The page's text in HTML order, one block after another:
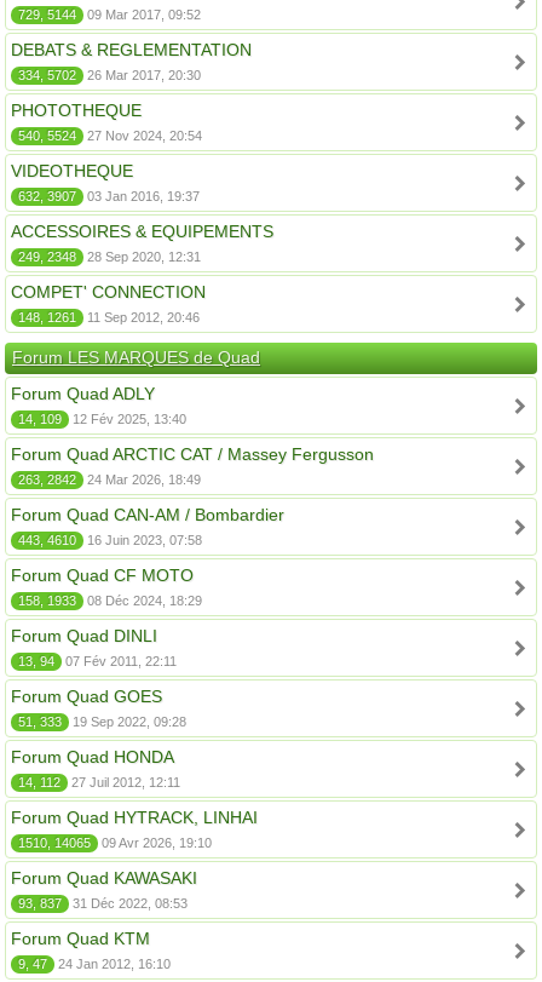
729, 5144 09 Mar 2017, 09:52
DEBATS & REGLEMENTATION
334, 5702 26 Mar 2017, 20:30
PHOTOTHEQUE
540, 5524 27 Nov 2024, 20:54
VIDEOTHEQUE
632, 3907 03 Jan 2016, 19:37
ACCESSOIRES & EQUIPEMENTS
249, 2348 28 Sep 2020, 12:31
COMPET' CONNECTION
148, 1261 11 Sep 2012, 20:46
Forum LES MARQUES de Quad
Forum Quad ADLY
14, 109 12 Fév 2025, 13:40
Forum Quad ARCTIC CAT / Massey Fergusson
263, 2842 24 Mar 2026, 18:49
Forum Quad CAN-AM / Bombardier
443, 4610 16 Juin 2023, 07:58
Forum Quad CF MOTO
158, 1933 08 Déc 2024, 18:29
Forum Quad DINLI
13, 94 07 Fév 2011, 22:11
Forum Quad GOES
51, 333 19 Sep 2022, 09:28
Forum Quad HONDA
14, 112 27 Juil 2012, 12:11
Forum Quad HYTRACK, LINHAI
1510, 14065 09 Avr 2026, 19:10
Forum Quad KAWASAKI
93, 837 31 Déc 2022, 08:53
Forum Quad KTM
9, 47 24 Jan 2012, 16:10